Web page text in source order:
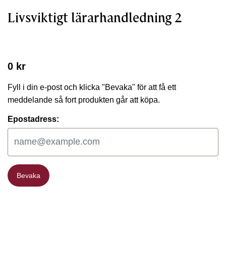
Livsviktigt lärarhandledning 2
0 kr
Fyll i din e-post och klicka "Bevaka" för att få ett
meddelande så fort produkten går att köpa.
Epostadress:
Bevaka
Bevaka